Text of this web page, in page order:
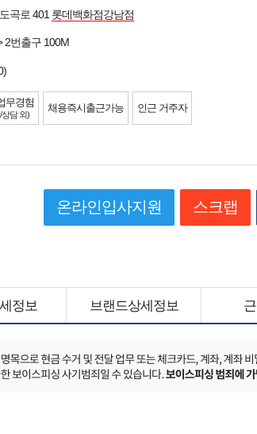
곡로 401 롯데백화점강남점
2번출구 100M
무경험
상담 외)
채용즉시출근가능 인근 거주자
온라인입사지원 스크랩
정보 브랜드상세정보